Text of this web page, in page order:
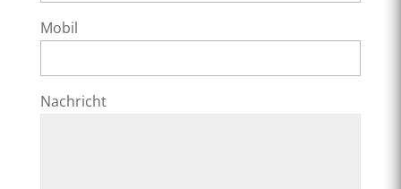
Mobil
Nachricht